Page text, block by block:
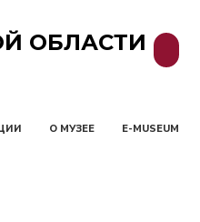
ОБЛАСТИ
О МУЗЕЕ E-MUSEUM